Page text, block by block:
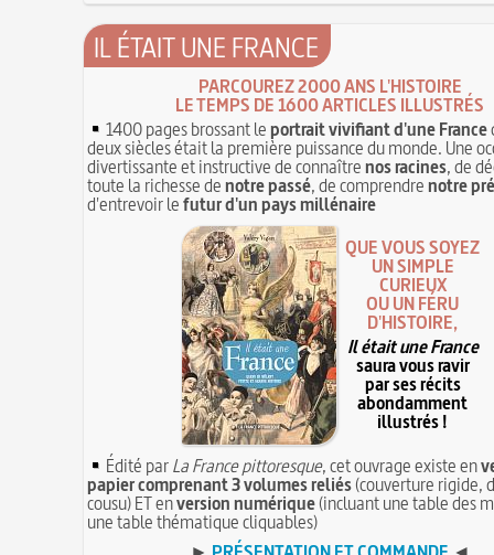
IL ÉTAIT UNE FRANCE
PARCOUREZ 2000 ANS L'HISTOIRE
LE TEMPS DE 1600 ARTICLES ILLUSTRÉS
1400 pages brossant leportrait vivifiant d'une France
deux siècles était la première puissance du monde. Une
divertissante et instructive de connaîtrenos racines, de
toute la richesse denotre passé, de comprendrenotre
d'entrevoir lefutur d'un pays millénaire
QUE VOUS SOYEZ
UN SIMPLE
CURIEUX
OU UN FÉRU
D'HISTOIRE,
Il était une France
saura vous ravir
par ses récits
abondamment
illustrés !
Édité parLa France pittoresque, cet ouvrage existe en
papier comprenant 3 volumes reliés(couverture rigide,
cousu) ET enversion numérique(incluant une table des
une table thématique cliquables)